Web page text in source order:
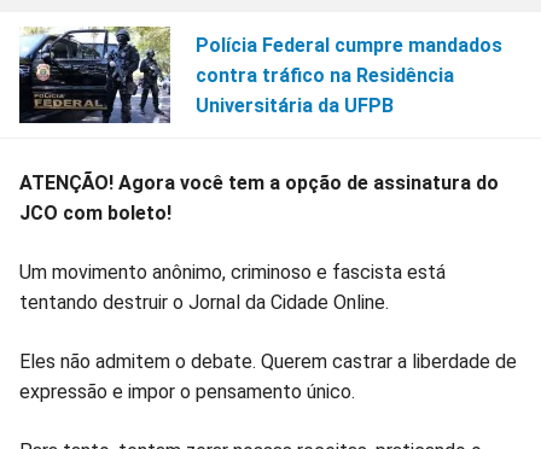
Polícia Federal cumpre mandados
contra tráfico na Residência
Universitária da UFPB
ATENÇÃO! Agora você tem a opção de assinatura do
JCO com boleto!
Um movimento anônimo, criminoso e fascista está
tentando destruir o Jornal da Cidade Online.
Eles não admitem o debate. Querem castrar a liberdade de
expressão e impor o pensamento único.